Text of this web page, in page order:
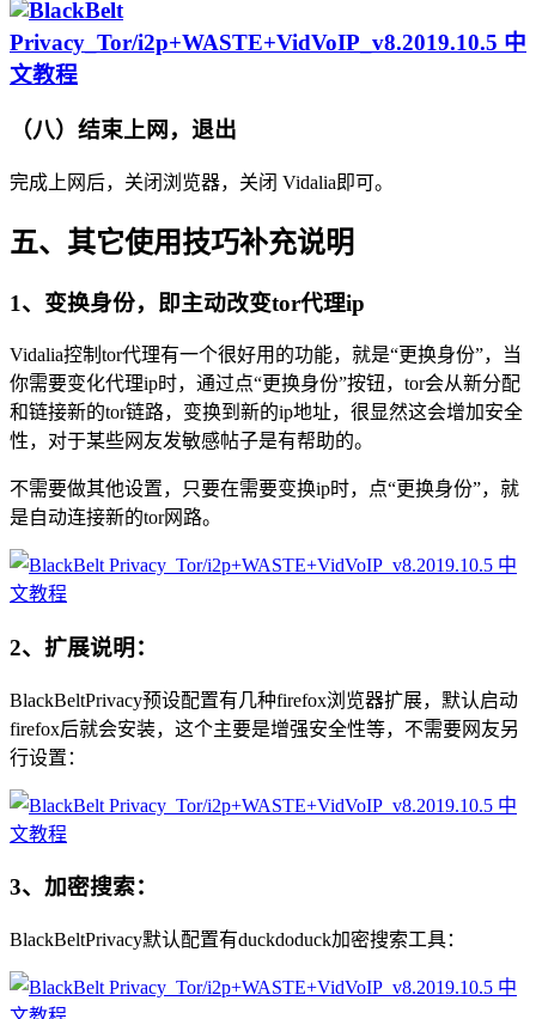
（八）结束上网，退出
完成上网后，关闭浏览器，关闭 Vidalia即可。
五、其它使用技巧补充说明
1、变换身份，即主动改变tor代理ip
Vidalia控制tor代理有一个很好用的功能，就是“更换身份”，当
你需要变化代理ip时，通过点“更换身份”按钮，tor会从新分配
和链接新的tor链路，变换到新的ip地址，很显然这会增加安全
性，对于某些网友发敏感帖子是有帮助的。
不需要做其他设置，只要在需要变换ip时，点“更换身份”，就
是自动连接新的tor网路。
2、扩展说明：
BlackBeltPrivacy预设配置有几种firefox浏览器扩展，默认启动
firefox后就会安装，这个主要是增强安全性等，不需要网友另
行设置：
3、加密搜索：
BlackBeltPrivacy默认配置有duckdoduck加密搜索工具：